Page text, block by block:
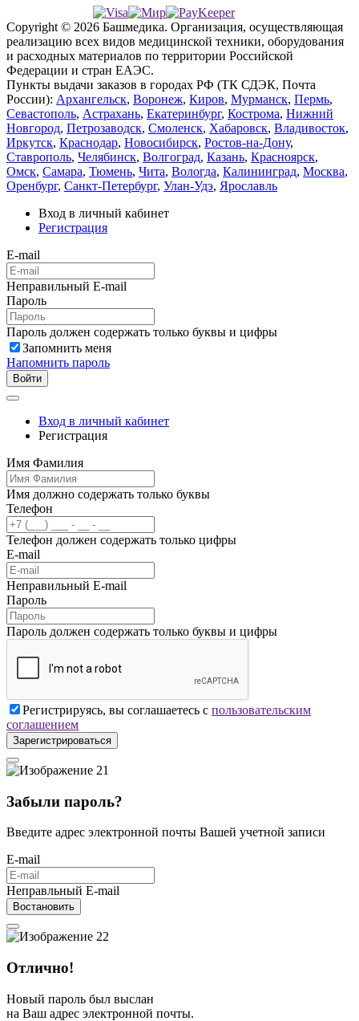
Copyright © 2026 Башмедика. Организация, осуществляющая
реализацию всех видов медицинской техники, оборудования
и расходных материалов по территории Российской
Федерации и стран ЕАЭС.
Пункты выдачи заказов в городах РФ (ТК СДЭК, Почта
России): Архангельск, Воронеж, Киров, Мурманск, Пермь,
Севастополь, Астрахань, Екатеринбург, Кострома, Нижний
Новгород, Петрозаводск, Смоленск, Хабаровск, Владивосток,
Иркутск, Краснодар, Новосибирск, Ростов-на-Дону,
Ставрополь, Челябинск, Волгоград, Казань, Красноярск,
Омск, Самара, Тюмень, Чита, Вологда, Калининград, Москва,
Оренбург, Санкт-Петербург, Улан-Удэ, Ярославль
Вход в личный кабинет
Регистрация
E-mail
Неправильный E-mail
Пароль
Пароль должен содержать только буквы и цифры
Запомнить меня
Напомнить пароль
Войти
Вход в личный кабинет
Регистрация
Имя Фамилия
Имя должно содержать только буквы
Телефон
Телефон должен содержать только цифры
E-mail
Неправильный E-mail
Пароль
Пароль должен содержать только буквы и цифры
Регистрируясь, вы соглашаетесь с пользовательским
соглашением
Зарегистрироваться
Забыли пароль?
Введите адрес электронной почты Вашей учетной записи
E-mail
Неправльный E-mail
Востановить
Отлично!
Новый пароль был выслан
на Ваш адрес электронной почты.